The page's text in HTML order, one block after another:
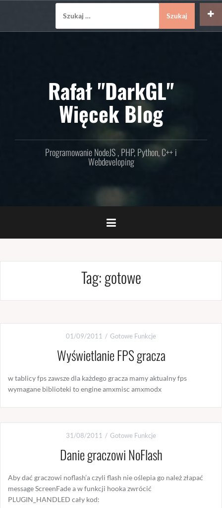
Rafał "DarkGL"
Więcek Blog
Programowanie NodeJS , PHP, Python, C++ i
Webdeveloping
Tag:gotowe
01/09/2011 Gotowe Funkcje
Wyświetlanie FPS gracza
w tablicy fps zawsze dla każdego gracza mamy aktualny fps
wymagane biblioteki to engine amxmisc amxmodx
31/08/2011 Gotowe Funkcje
Danie graczowi NoFlash
Aby dać graczowi noflash’a czyli flash nie oślepia go należ złapać
message ScreenFade a w funkcji hooka zwrócić
PLUGIN_HANDLED cały kod: